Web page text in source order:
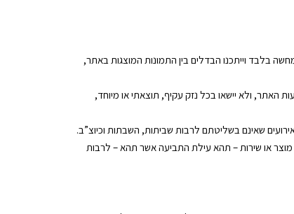
בלבד וייתכנו הבדלים בין התמונות המוצגות באתר,
האתר, ולא יישאו בכל נזק עקיף, תוצאתי או מיוחד,
שאינם בשליטתם לרבות שביתות, השבתות וכיוצ”ב.
מוצר או שירות – תהא עילת התביעה אשר תהא – לרבות